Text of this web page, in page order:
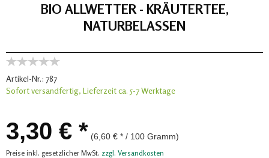
BIO ALLWETTER - KRÄUTERTEE,
NATURBELASSEN
Artikel-Nr.: 787
Sofort versandfertig, Lieferzeit ca. 5-7 Werktage
3,30 € * (6,60 € * / 100 Gramm)
Preise inkl. gesetzlicher MwSt. zzgl. Versandkosten